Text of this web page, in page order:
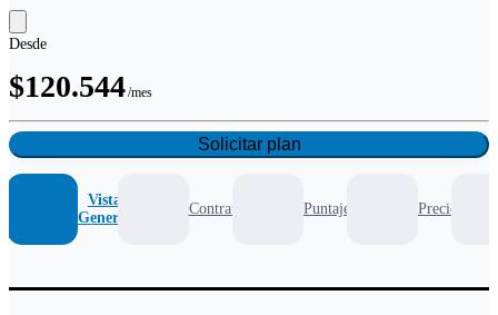
Desde
$120.544/mes
Solicitar plan
Vista
General
Contrato Puntaje Precio